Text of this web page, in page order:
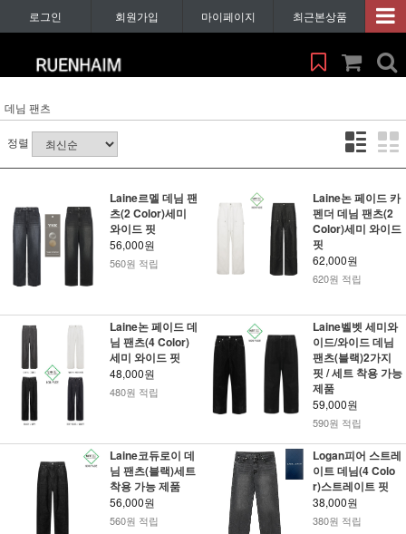
로그인 회원가입 마이페이지 최근본상품
데님 팬츠
정렬
Laine르멜 데님 팬
츠(2 Color)세미
와이드 핏
56,000원
560원 적립
Laine논 페이드 카
펜더 데님 팬츠(2
Color)세미 와이드
핏
62,000원
620원 적립
Laine논 페이드 데
님 팬츠(4 Color)
세미 와이드 핏
48,000원
480원 적립
Laine벨벳 세미와
이드/와이드 데님
팬츠(블랙)2가지
핏 / 세트 착용 가능
제품
59,000원
590원 적립
Laine코듀로이 데
님 팬츠(블랙)세트
착용 가능 제품
56,000원
560원 적립
Logan피어 스트레
이트 데님(4 Colo
r)스트레이트 핏
38,000원
380원 적립